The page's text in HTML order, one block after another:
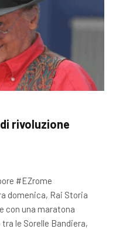
rivoluzione
#EZrome
domenica, Rai Storia
con una maratona
le Sorelle Bandiera,